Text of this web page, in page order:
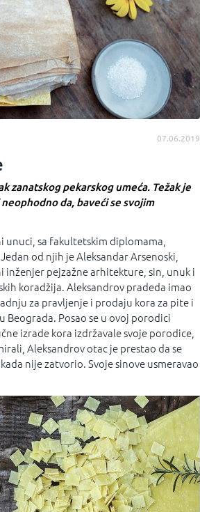
07.06.2019
zanatskog pekarskog umeća. Težak je
da, baveći se svojim
unuci, sa fakultetskim diplomama,
od njih je Aleksandar Arsenoski,
pejzažne arhitekture, sin, unuk i
koradžija. Aleksandrov pradeda imao
za pravljenje i prodaju kora za pite i
Posao se u ovoj porodici
izrade kora izdržavale svoje porodice,
Aleksandrov otac je prestao da se
nije zatvorio. Svoje sinove usmeravao